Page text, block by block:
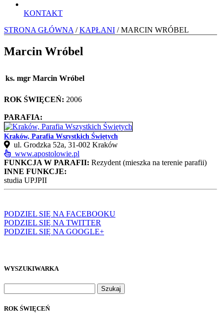
KONTAKT
STRONA GŁÓWNA /KAPŁANI / MARCIN WRÓBEL
Marcin Wróbel
ks. mgr Marcin Wróbel
ROK ŚWIĘCEŃ: 2006
PARAFIA:
Kraków, Parafia Wszystkich Świętych
ul. Grodzka 52a, 31‑002 Kraków
www.apostolowie.pl
FUNKCJA W PARAFII: Rezydent (mieszka na terenie parafii)
INNE FUNKCJE:
studia UPJPII
PODZIEL SIĘ NA FACEBOOKU
PODZIEL SIĘ NA TWITTER
PODZIEL SIĘ NA GOOGLE+
WYSZUKIWARKA
ROK ŚWIĘCEŃ